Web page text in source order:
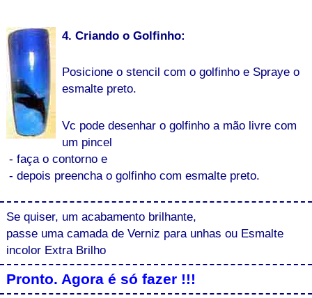
4. Criando o Golfinho:
Posicione o stencil com o golfinho e Spraye o
esmalte preto.
Vc pode desenhar o golfinho a mão livre com
um pincel
- faça o contorno e
- depois preencha o golfinho com esmalte preto.
Se quiser, um acabamento brilhante,
passe uma camada de Verniz para unhas ou Esmalte
incolor Extra Brilho
Pronto. Agora é só fazer !!!